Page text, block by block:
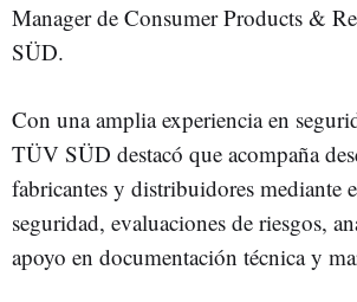
Manager de Consumer Products &
SÜD.
Con una amplia experiencia en
TÜV SÜD destacó que acompaña
fabricantes y distribuidores mediante
seguridad, evaluaciones de riesgos,
apoyo en documentación técnica y